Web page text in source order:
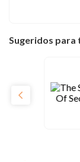
Sugeridos para